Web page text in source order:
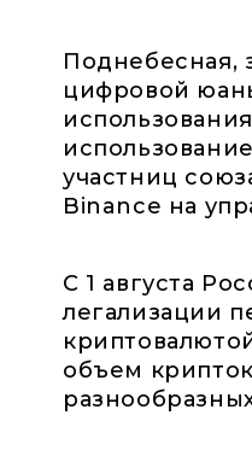
Поднебесная,
цифровой
участниц
Binance на
С 1 августа
легализации
объем